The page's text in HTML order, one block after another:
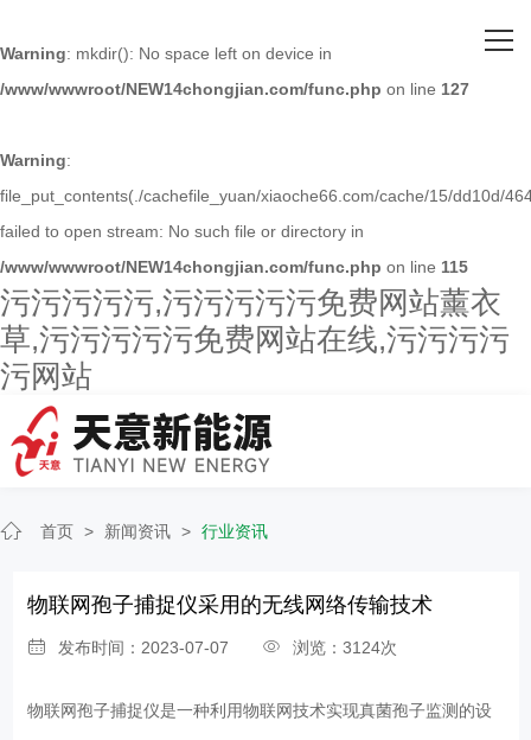
Warning: mkdir(): No space left on device in
/www/wwwroot/NEW14chongjian.com/func.php on line 127
Warning:
file_put_contents(./cachefile_yuan/xiaoche66.com/cache/15/dd10d/
failed to open stream: No such file or directory in
/www/wwwroot/NEW14chongjian.com/func.php on line 115
污污污污污,污污污污污免费网站薰衣
草,污污污污污免费网站在线,污污污污
污网站
关于污污污污污
主营产品
人才招聘
新闻资讯
联系污污污污污
首页 > 新闻资讯 > 行业资讯
物联网孢子捕捉仪采用的无线网络传输技术
发布时间：2023-07-07 浏览：3124次
物联网孢子捕捉仪是一种利用物联网技术实现真菌孢子监测的设